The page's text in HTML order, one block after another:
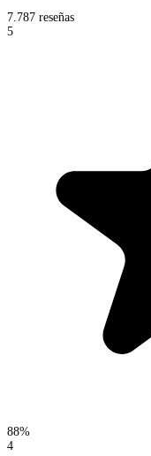
7.787 reseñas
5
88%
4